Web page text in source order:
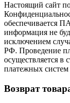
Настоящий сайт
обеспечивается
информация не
исключением
РФ. Проведение
осуществляется в
платежных систем
Возврат